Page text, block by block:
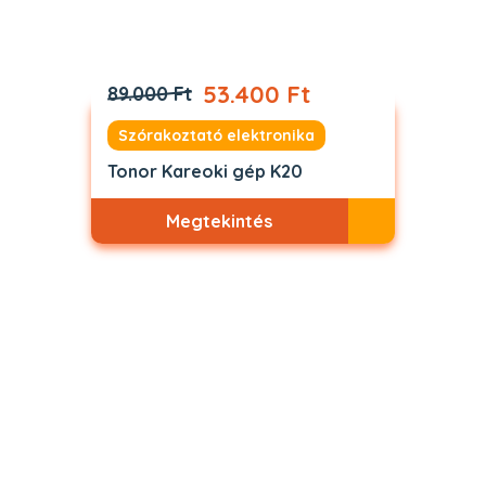
89.000 Ft 53.400 Ft
Szórakoztató elektronika
Tonor Kareoki gép K20
Megtekintés